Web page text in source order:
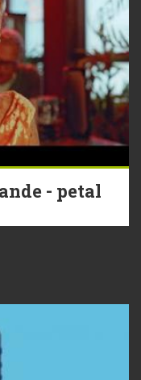
- petal